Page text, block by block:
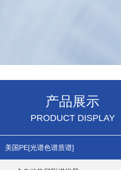
产品展示
PRODUCT DISPLAY
美国PE[光谱色谱质谱]